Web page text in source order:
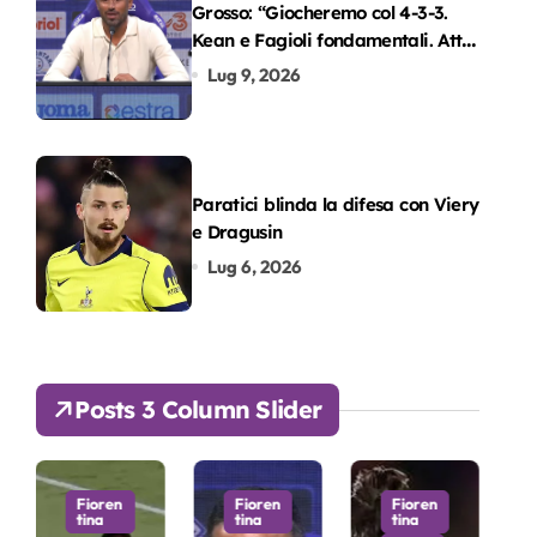
Grosso: “Giocheremo col 4-3-3.
Kean e Fagioli fondamentali. Atta
grande colpo”
Lug 9, 2026
Paratici blinda la difesa con Viery
e Dragusin
Lug 6, 2026
Posts 3 Column Slider
Fioren
tina
Fioren
tina
Fioren
tina